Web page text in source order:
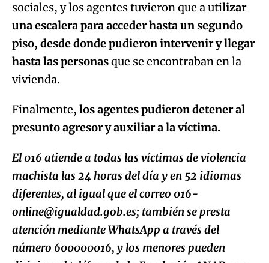
sociales, y los agentes tuvieron que a utilizar
una escalera para acceder hasta un segundo
piso, desde donde pudieron intervenir y llegar
hasta las personasque se encontraban en la
vivienda.
Finalmente, los agentes pudieron detener al
presunto agresor y auxiliar a la víctima.
El 016 atiende a todas las víctimas de violencia
machista las 24 horas del día y en 52 idiomas
diferentes, al igual que el correo 016-
online@igualdad.gob.es; también se presta
atención mediante WhatsApp a través del
número 600000016, y los menores pueden